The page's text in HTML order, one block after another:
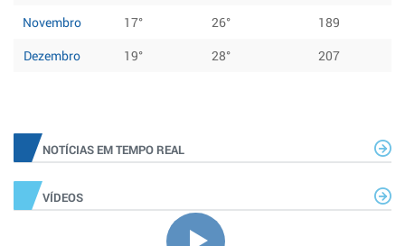
Novembro
17° 26°
189
Dezembro
19° 28° 207
NOTÍCIAS EM TEMPO REAL
VÍDEOS